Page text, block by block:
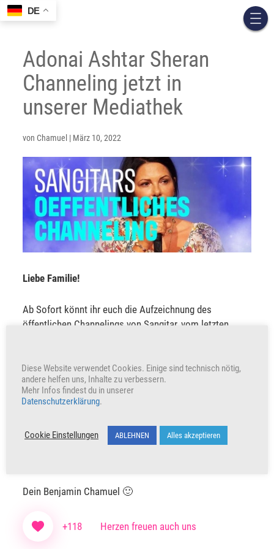
Adonai Ashtar Sheran
Channeling jetzt in
unserer Mediathek
vonChamuel | März 10, 2022
Liebe Familie!
Ab Sofort könnt ihr euch die Aufzeichnung des
öffentlichen Channelings von Sangitar, vom letzten
In diesem Channeling spricht AdonaiAshtar Sheran
liebende und tragende Worte zum aktuellen
Zeitgeschehen und Sabine Sangitar beantwortet eure
Hier geht es zur Mediathek:
Dein Benjamin Chamuel 🙂
+118 Herzen freuen auch uns
Diese Website verwendet Cookies. Einige sind technisch nötig,
andere helfen uns, Inhalte zu verbessern.
Mehr Infos findest du in unserer
Datenschutzerklärung.
Cookie Einstellungen ABLEHNEN Alles akzeptieren
DE